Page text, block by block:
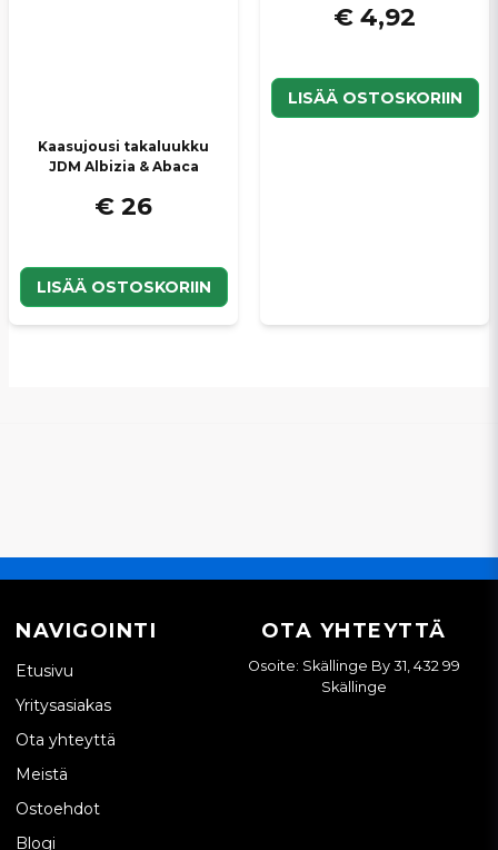
Kaasujousi takaluukku
JDM Albizia & Abaca
€ 26
LISÄÄ OSTOSKORIIN
€ 4,92
LISÄÄ OSTOSKORIIN
NAVIGOINTI
Etusivu
Yritysasiakas
Ota yhteyttä
Meistä
Ostoehdot
Blogi
OTA YHTEYTTÄ
Osoite: Skällinge By 31, 432 99
Skällinge